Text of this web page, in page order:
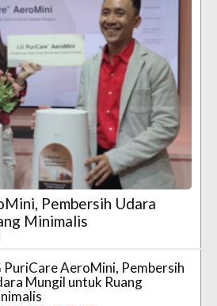
Pembersih Udara
Minimalis
PuriCare AeroMini, Pembersih
Mungil untuk Ruang